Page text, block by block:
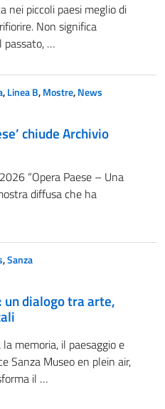
nei piccoli paesi meglio di
Non significa
passato, …
,Linea B,Mostre,News
chiude Archivio
“Opera Paese – Una
diffusa che ha
,Sanza
un dialogo tra arte,
memoria, il paesaggio e
Sanza Museo en plein air,
il …